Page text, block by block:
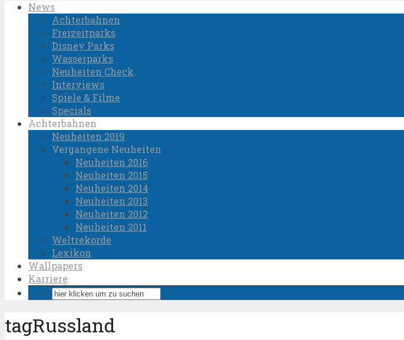
News
Achterbahnen
Freizeitparks
Disney Parks
Wasserparks
Neuheiten Check
Interviews
Spiele & Filme
Specials
Achterbahnen
Neuheiten 2019
Vergangene Neuheiten
Neuheiten 2016
Neuheiten 2015
Neuheiten 2014
Neuheiten 2013
Neuheiten 2012
Neuheiten 2011
Weltrekorde
Lexikon
Wallpapers
Karriere
tagRussland